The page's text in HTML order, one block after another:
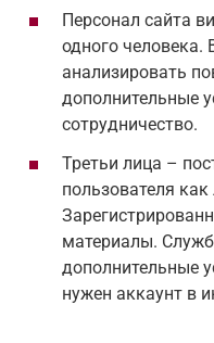
Персонал сайта
одного
анализировать
дополнительные
сотрудничество.
Третьи лица –
пользователя
материалы.
дополнительные
нужен аккаунт в